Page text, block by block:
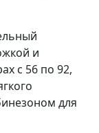
и
с 56 по 92,
для